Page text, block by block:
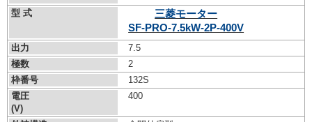
型 式
三菱モーター
SF-PRO-7.5kW-2P-400V
出力
7.5
極数
2
枠番号
132S
電圧
(V)
400